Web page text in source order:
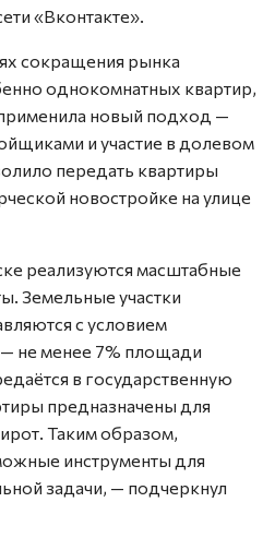
«Вконтакте».
сокращения рынка
однокомнатных квартир,
новый подход —
и участие в долевом
передать квартиры
новостройке на улице
реализуются масштабные
Земельные участки
с условием
не менее 7% площади
в государственную
предназначены для
Таким образом,
инструменты для
задачи, — подчеркнул